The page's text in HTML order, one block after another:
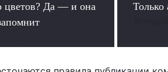
цветов? Да — и она